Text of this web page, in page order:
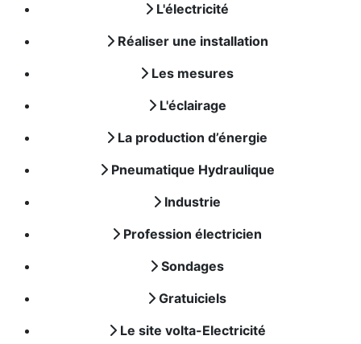
L'électricité
Réaliser une installation
Les mesures
L'éclairage
La production d’énergie
Pneumatique Hydraulique
Industrie
Profession électricien
Sondages
Gratuiciels
Le site volta-Electricité